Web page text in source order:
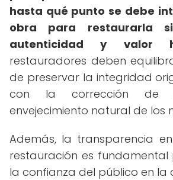
hasta qué punto se debe
obra para restaurarla
autenticidad y valor
restauradores deben
de preservar la integridad
con la corrección
envejecimiento natural de los
Además, la transparencia
restauración es
la confianza del público en la